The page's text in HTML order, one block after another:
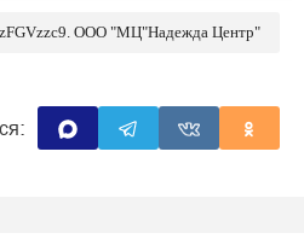
ООО "МЦ"Надежда Центр"